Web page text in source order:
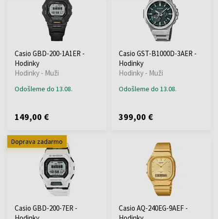
Casio GBD-200-1A1ER -
Hodinky
Hodinky - Muži
Odošleme do 13.08.
149,00 €
Casio GST-B1000D-3AER -
Hodinky
Hodinky - Muži
Odošleme do 13.08.
399,00 €
Doprava zadarmo
Casio GBD-200-7ER -
Casio AQ-240EG-9AEF -